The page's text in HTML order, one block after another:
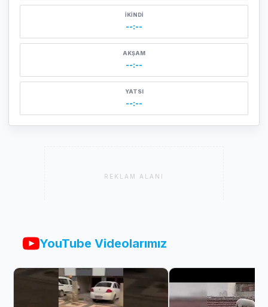
İKINDI
--:--
AKŞAM
--:--
YATSI
--:--
REKLAM ALANI
YouTube Videolarımız